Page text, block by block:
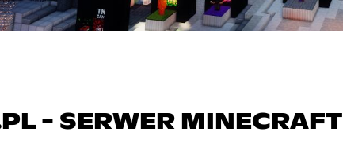
- SERWER MINECRAFT